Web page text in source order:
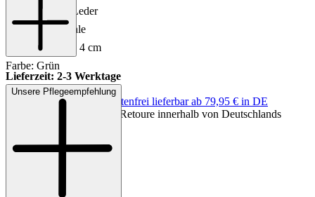
Innenmaterial: Leder
Sohle: Ledersohle
Absatzhöhe: ca. 4 cm
Farbe: Grün
Lieferzeit: 2-3 Werktage
Keine Versandkosten:
kostenfrei lieferbar ab 79,95 € in DE
Einfache und Kostenlose Retoure innerhalb von Deutschlands
Unsere Pflegeempfehlung